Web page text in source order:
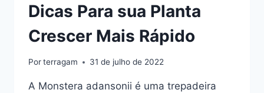
Dicas Para sua Planta
Crescer Mais Rápido
Porterragam 31 de julho de 2022
A Monstera adansonii é uma trepadeira